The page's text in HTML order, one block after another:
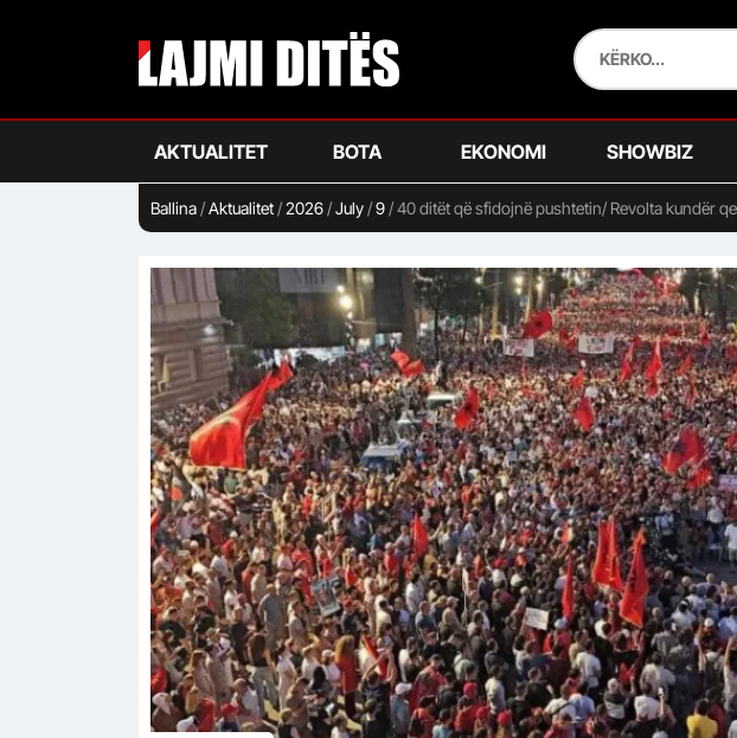
AKTUALITET BOTA EKONOMI SHOWBIZ
Ballina/Aktualitet/2026/July/9/40 ditët që sfidojnë pushtetin/ Revolta kundër